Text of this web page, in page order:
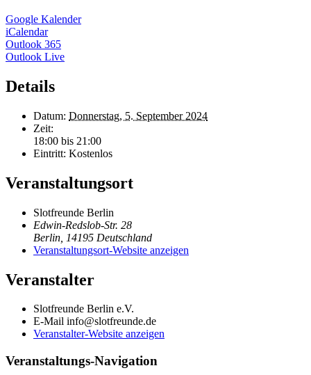
Google Kalender
iCalendar
Outlook 365
Outlook Live
Details
Datum: Donnerstag, 5. September 2024
Zeit:
18:00 bis 21:00
Eintritt: Kostenlos
Veranstaltungsort
Slotfreunde Berlin
Edwin-Redslob-Str. 28
Berlin 14195 Deutschland
Veranstaltungsort-Website anzeigen
Veranstalter
Slotfreunde Berlin e.V.
E-Mail info@slotfreunde.de
Veranstalter-Website anzeigen
Veranstaltungs-Navigation